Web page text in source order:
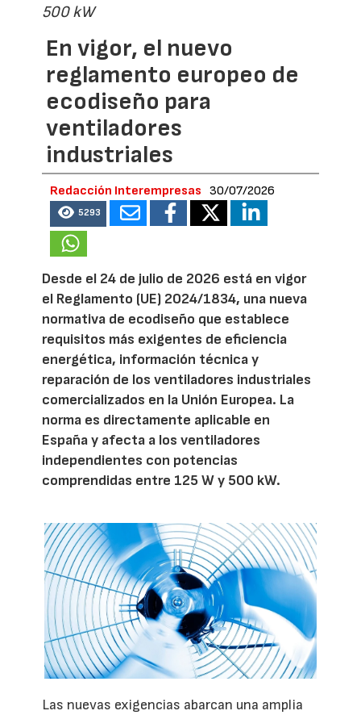
500 kW
En vigor, el nuevo
reglamento europeo de
ecodiseño para
ventiladores
industriales
Redacción Interempresas 30/07/2026
5293
Desde el 24 de julio de 2026 está en vigor
el Reglamento (UE) 2024/1834, una nueva
normativa de ecodiseño que establece
requisitos más exigentes de eficiencia
energética, información técnica y
reparación de los ventiladores industriales
comercializados en la Unión Europea. La
norma es directamente aplicable en
España y afecta a los ventiladores
independientes con potencias
comprendidas entre 125 W y 500 kW.
Las nuevas exigencias abarcan una amplia